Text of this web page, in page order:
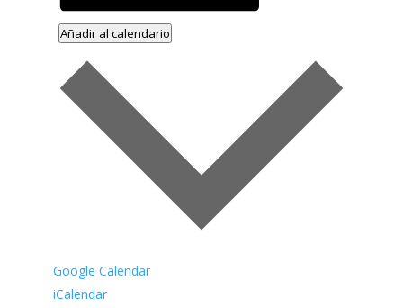
Añadir al calendario
Google Calendar
iCalendar